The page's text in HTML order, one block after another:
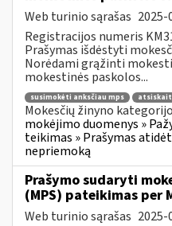
Web turinio sąrašas 2025-
Registracijos numeris
Prašymas išdėstyti
Norėdami grąžinti
mokestinės paskolos...
susimokėti anksčiau mps
Mokesčių žinyno
mokėjimo duomenys »
teikimas » Prašymas
nepriemoką
Prašymo sudaryti
(MPS) pateikimas per
Web turinio sąrašas 2025-